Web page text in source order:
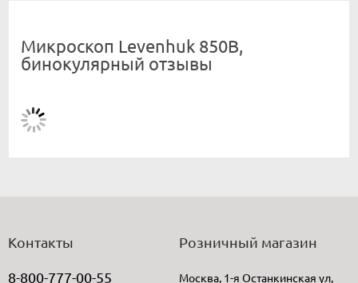
Микроскоп Levenhuk 850B,
бинокулярный отзывы
Контакты
8-800-777-00-55
Розничный магазин
Москва, 1-я Останкинская ул,